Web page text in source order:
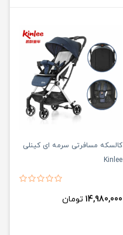
کالسکه مسافرتی سرمه ای کینلی
Kinlee
14,980,000 تومان